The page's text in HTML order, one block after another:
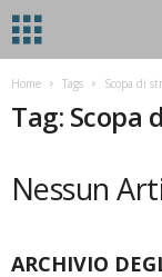
Home Tags Scopa di
Tag: Scopa
Nessun
ARCHIVIO